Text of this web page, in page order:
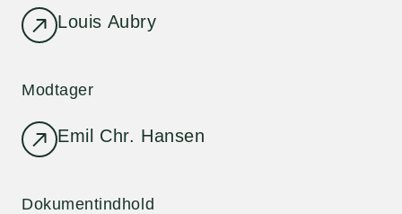
Louis Aubry
Modtager
Emil Chr. Hansen
Dokumentindhold